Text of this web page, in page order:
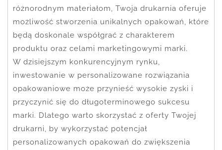
różnorodnym materiałom, Twoja drukarnia oferuje
możliwość stworzenia unikalnych opakowań, które
będą doskonale współgrać z charakterem
produktu oraz celami marketingowymi marki.
W dzisiejszym konkurencyjnym rynku,
inwestowanie w personalizowane rozwiązania
opakowaniowe może przynieść wysokie zyski i
przyczynić się do długoterminowego sukcesu
marki. Dlatego warto skorzystać z oferty Twojej
drukarni, by wykorzystać potencjał
personalizowanych opakowań do zwiększenia